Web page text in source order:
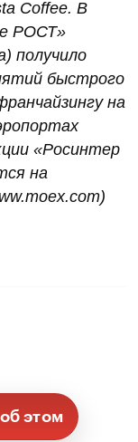
Coffee. В
РОСТ»
получило
быстрого
на
«Росинтер
на
этом